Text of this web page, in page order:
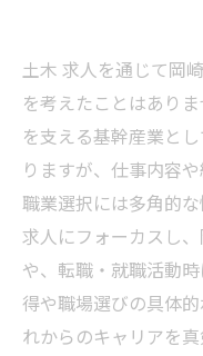
土木 求人を通じて岡
を考えたことはあり
を支える基幹産業と
りますが、仕事内容
職業選択には多角的
求人にフォーカスし
や、転職・就職活動
得や職場選びの具体
れからのキャリアを